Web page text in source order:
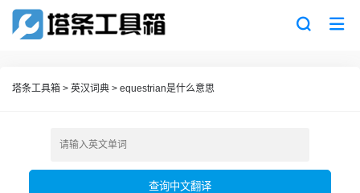
塔条工具箱 > 英汉词典 > equestrian是什么意思
查询中文翻译